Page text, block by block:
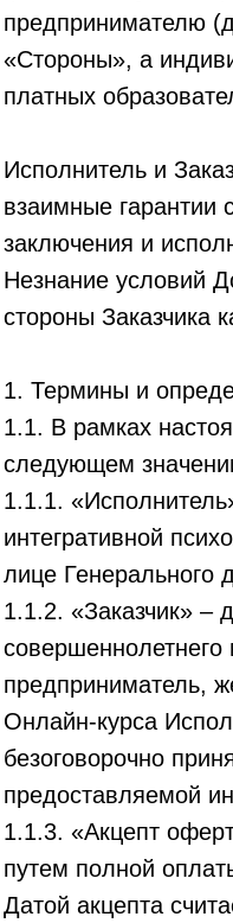
предпринимателю
«Стороны», а
платных
Исполнитель и
взаимные гарантии
заключения и
Незнание условий
стороны Заказчика
1. Термины и
1.1. В рамках
следующем
1.1.1.
интегративной
лице Генерального
1.1.2. «Заказчик» –
предприниматель,
Онлайн-курса
безоговорочно
предоставляемой
1.1.3. «Акцепт
путем полной
Датой акцепта